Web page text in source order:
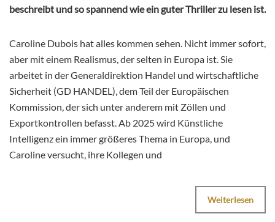
beschreibt und so spannend wie ein guter Thriller zu lesen ist.
Caroline Dubois hat alles kommen sehen. Nicht immer sofort,
aber mit einem Realismus, der selten in Europa ist. Sie
arbeitet in der Generaldirektion Handel und wirtschaftliche
Sicherheit (GD HANDEL), dem Teil der Europäischen
Kommission, der sich unter anderem mit Zöllen und
Exportkontrollen befasst. Ab 2025 wird Künstliche
Intelligenz ein immer größeres Thema in Europa, und
Caroline versucht, ihre Kollegen und
Weiterlesen